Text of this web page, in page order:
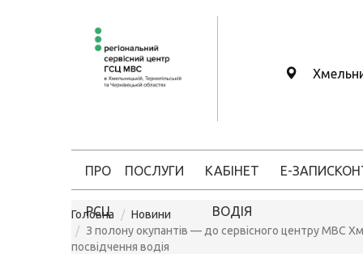
ПРО
РСЦ
ПОСЛУГИ КАБІНЕТ
ВОДІЯ
Е-ЗАПИС
Головна
Новини
З полону окупантів — до сервісного центру МВС
посвідчення водія